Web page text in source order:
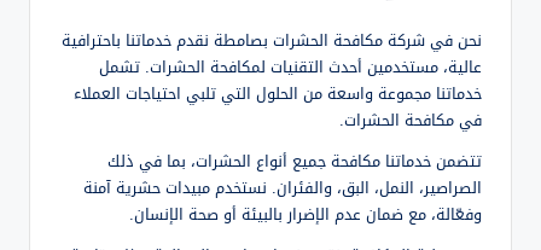
نحن في شركة مكافحة الحشرات بصامطة نقدم خدماتنا باحترافية
عالية، مستخدمين أحدث التقنيات لمكافحة الحشرات. تشمل
خدماتنا مجموعة واسعة من الحلول التي تلبي احتياجات العملاء
في مكافحة الحشرات.
تتضمن خدماتنا مكافحة جميع أنواع الحشرات، بما في ذلك
الصراصير، النمل، البق، والفئران. نستخدم مبيدات حشرية آمنة
وفعّالة، مع ضمان عدم الإضرار بالبيئة أو صحة الإنسان.